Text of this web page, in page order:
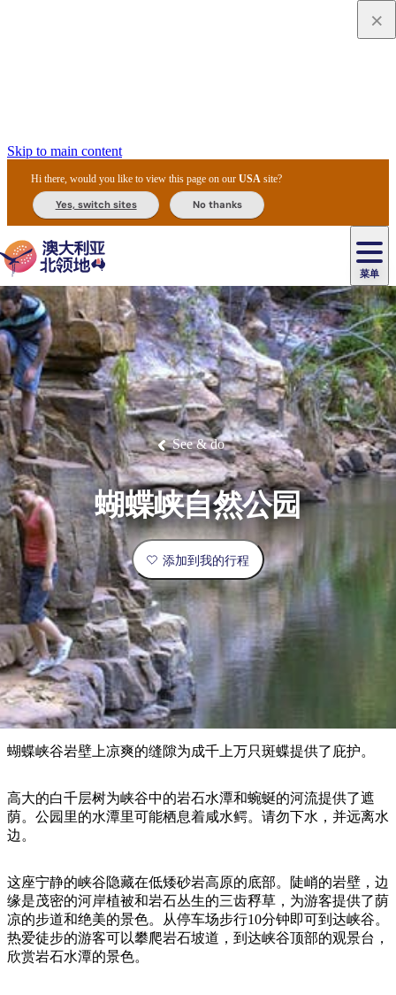
Skip to main content
Hi there, would you like to view this page on ourUSA site?
Yes, switch sites No thanks
菜单
主
导
航
景
点
最
受
欢
迎
目
的
地
内
陆
和
户
外
按
地
探
索
达
尔
文
爱
丽
斯
泉
乌
鲁
鲁
卡
卡
杜
国
家
公
园
李
治
菲
特
国
家
公
园
瓦
塔
卡
国
家
公
园
提
维
群
岛
东
阿
纳
姆
地
马
塔
兰
卡
温
泉
池
尼
特
米
鲁
克
国
家
公
园
卡
鲁
卡
鲁
/
魔
鬼
大
理
石
保
护
区
马
古
克
瀑
布
茨
奥
里
查
/
西
麦
克
唐
纳
国
家
公
园
活
动
体
验
旅
行
者
类
型
精
选
榜
单
住
民
文
化
体
验
美
食
攻
略
节
庆
与
活
动
户
外
和
探
险
自
然
和
野
生
动
植
物
历
史
和
遗
产
钓
鱼
高
端
旅
游
露
营
和
豪
华
野
营
旅
行
灵
感
规
划
您
旅
行
规
划
和
预
订
实
用
信
息
规
划
具
住
宿
导
游
陪
同
旅
程
租
车
和
交
通
搜
See & do
蝴蝶峡自然公园
添加到我的行程
蝴蝶峡谷岩壁上凉爽的缝隙为成千上万只斑蝶提供了庇护。
高大的白千层树为峡谷中的岩石水潭和蜿蜒的河流提供了遮
荫。公园里的水潭里可能栖息着咸水鳄。请勿下水，并远离水
边。
这座宁静的峡谷隐藏在低矮砂岩高原的底部。陡峭的岩壁，边
缘是茂密的河岸植被和岩石丛生的三齿稃草，为游客提供了荫
凉的步道和绝美的景色。从停车场步行10分钟即可到达峡谷。
热爱徒步的游客可以攀爬岩石坡道，到达峡谷顶部的观景台，
欣赏岩石水潭的景色。